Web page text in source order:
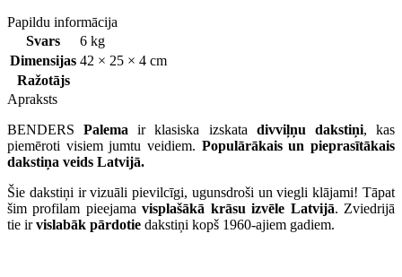
Papildu informācija
Svars
6 kg
Dimensijas 42 × 25 × 4 cm
Ražotājs
Apraksts
BENDERSPalema ir klasiska izskata divviļņu dakstiņi, kas
piemēroti visiem jumtu veidiem. Populārākais un pieprasītākais
dakstiņa veids Latvijā.
Šie dakstiņi ir vizuāli pievilcīgi, ugunsdroši un viegli klājami! Tāpat
šim profilam pieejamavisplašākā krāsu izvēle Latvijā. Zviedrijā
tie irvislabāk pārdotie dakstiņi kopš 1960-ajiem gadiem.